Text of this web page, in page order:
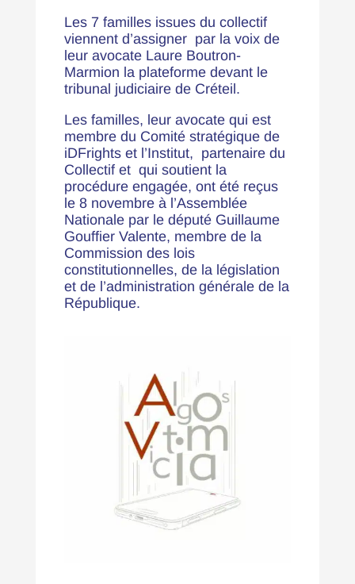
Les 7 familles issues du collectif
viennent d’assigner par la voix de
leur avocate Laure Boutron-
Marmion la plateforme devant le
tribunal judiciaire de Créteil.
Les familles, leur avocate qui est
membre du Comité stratégique de
iDFrights et l’Institut, partenaire du
Collectif et qui soutient la
procédure engagée, ont été reçus
le 8 novembre à l’Assemblée
Nationale par le député Guillaume
Gouffier Valente, membre de la
Commission des lois
constitutionnelles, de la législation
et de l’administration générale de la
République.